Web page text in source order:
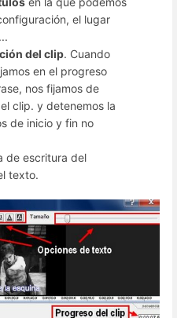
el lugar
del clip. Cuando
en el progreso
nos fijamos de
clip. y detenemos la
de inicio y fin no
de escritura del
texto.